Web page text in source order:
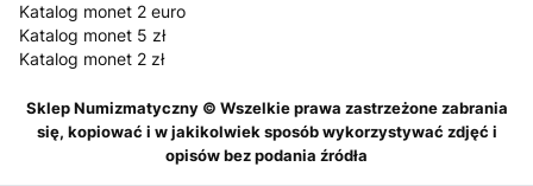
Katalog monet 2 euro
Katalog monet 5 zł
Katalog monet 2 zł
Sklep Numizmatyczny © Wszelkie prawa zastrzeżone zabrania
się, kopiować i w jakikolwiek sposób wykorzystywać zdjęć i
opisów bez podania źródła